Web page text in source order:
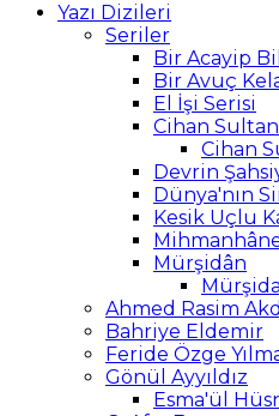
Yazı Dizileri
Seriler
Bir Acayip
Bir Avuç
El İşi Serisi
Cihan
Cihan
Devrin
Dünya'nın
Kesik Uçlu
Mürşidân
Ahmed Rasim
Bahriye Eldemir
Feride Özge
Gönül Ayyıldız
Esma'ül